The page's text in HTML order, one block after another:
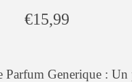
€15,99
Generique : Un